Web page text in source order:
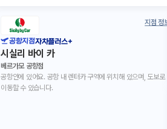
지점 정
공항지점자차플러스+
시실리 바이 카
베르가모 공항점
공항안에 있어요. 공항 내 렌터카 구역에 위치해 있으며, 도보로
이동할 수 있습니다.